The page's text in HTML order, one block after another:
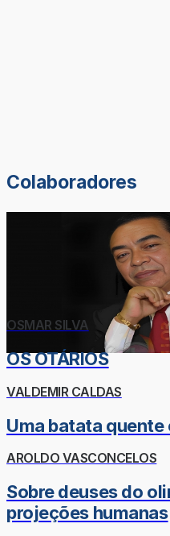
Colaboradores
OSMAR SILVA
OS OTÁRIOS
VALDEMIR CALDAS
Uma batata quente
AROLDO VASCONCELOS
Sobre deuses do
projeções humanas